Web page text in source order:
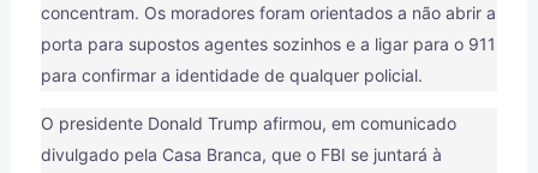
concentram. Os moradores foram orientados a não abrir a
porta para supostos agentes sozinhos e a ligar para o 911
para confirmar a identidade de qualquer policial.
O presidente Donald Trump afirmou, em comunicado
divulgado pela Casa Branca, que o FBI se juntará à